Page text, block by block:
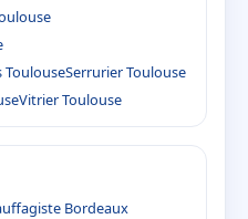
ToulouseSerrurier Toulouse
Vitrier Toulouse
Bordeaux